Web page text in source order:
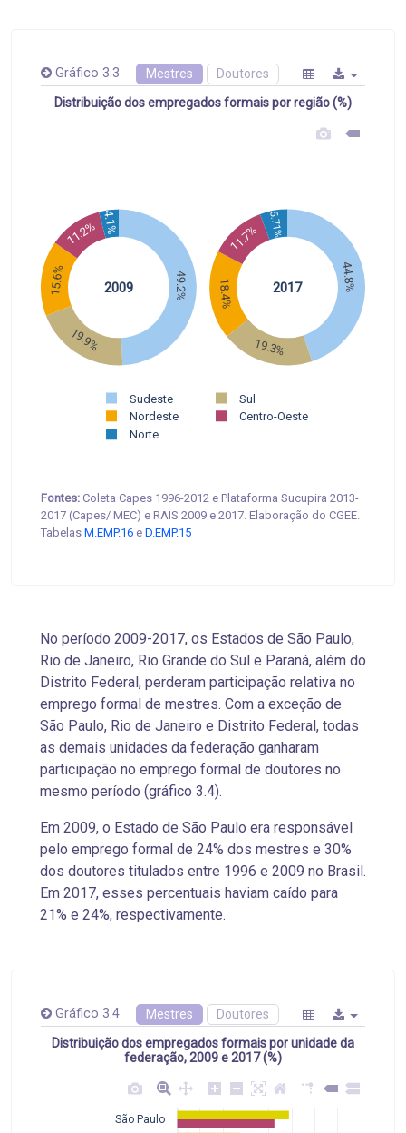
Gráfico 3.3 Mestres Doutores
Distribuição dos empregados formais por região (%)
49.2%
19.9%
15.6%
11.2%4.1%
44.8%
19.3%
18.4%
11.7% 5.71%
Sudeste
Sul
Nordeste
Centro-Oeste
Norte
2009 2017
Fontes: Coleta Capes 1996-2012 e Plataforma Sucupira 2013-
2017 (Capes/ MEC) e RAIS 2009 e 2017. Elaboração do CGEE.
Tabelas M.EMP.16 e D.EMP.15
No período 2009-2017, os Estados de São Paulo,
Rio de Janeiro, Rio Grande do Sul e Paraná, além do
Distrito Federal, perderam participação relativa no
emprego formal de mestres. Com a exceção de
São Paulo, Rio de Janeiro e Distrito Federal, todas
as demais unidades da federação ganharam
participação no emprego formal de doutores no
mesmo período (gráfico 3.4).
Em 2009, o Estado de São Paulo era responsável
pelo emprego formal de 24% dos mestres e 30%
dos doutores titulados entre 1996 e 2009 no Brasil.
Em 2017, esses percentuais haviam caído para
21% e 24%, respectivamente.
Gráfico 3.4 Mestres Doutores
Distribuição dos empregados formais por unidade da
federação, 2009 e 2017 (%)
São Paulo